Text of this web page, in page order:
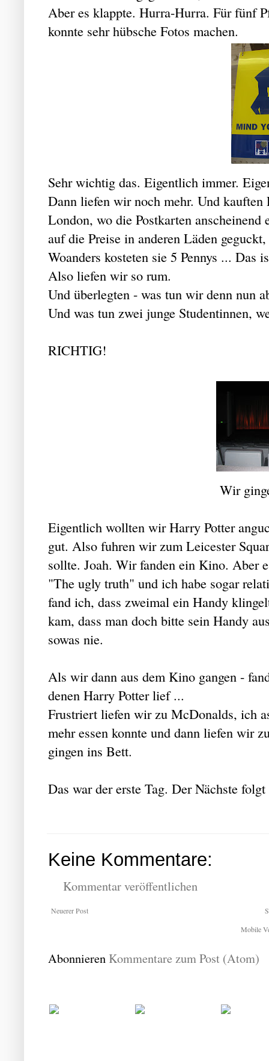
Aber es klappte. Hurra-Hurra. Für fünf
konnte sehr hübsche Fotos machen.
Sehr wichtig das. Eigentlich immer.
Dann liefen wir noch mehr. Und
London, wo die Postkarten
auf die Preise in anderen Läden
Woanders kosteten sie 5 Pennys ... Das
Also liefen wir so rum.
Und überlegten - was tun wir denn nun
Und was tun zwei junge Studentinnen,
RICHTIG!
Wir
Eigentlich wollten wir Harry Potter
gut. Also fuhren wir zum Leicester
sollte. Joah. Wir fanden ein Kino. Aber
"The ugly truth" und ich habe sogar
fand ich, dass zweimal ein Handy
kam, dass man doch bitte sein Handy
sowas nie.
Als wir dann aus dem Kino gangen -
denen Harry Potter lief ...
Frustriert liefen wir zu McDonalds, ich
mehr essen konnte und dann liefen wir
gingen ins Bett.
Das war der erste Tag. Der Nächste
Keine Kommentare:
Kommentar veröffentlichen
Neuerer Post
Mobile
Abonnieren Kommentare zum Post (Atom)